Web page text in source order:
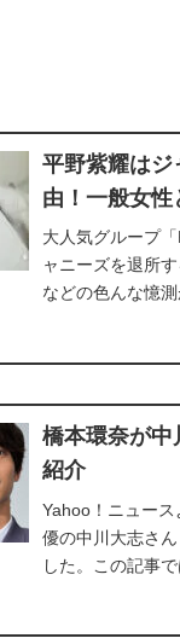
平野紫耀はジ
由！一般女性
大人気グループ
ャニーズを退所
などの色んな憶
橋本環奈が中
紹介
Yahoo！ニュー
優の中川大志さ
した。この記事